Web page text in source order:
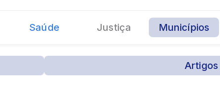
Saúde Justiça Municípios
Artigos